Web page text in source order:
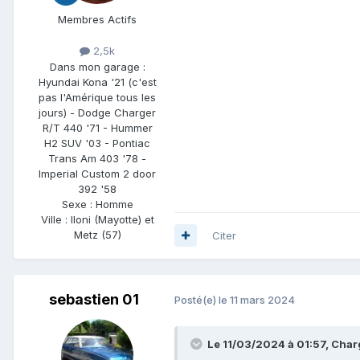
Membres Actifs
2,5k
Dans mon garage :
Hyundai Kona '21 (c'est
pas l'Amérique tous les
jours) - Dodge Charger
R/T 440 '71 - Hummer
H2 SUV '03 - Pontiac
Trans Am 403 '78 -
Imperial Custom 2 door
392 '58
Sexe : Homme
Ville : Iloni (Mayotte) et
Metz (57)
Citer
sebastien 01 Posté(e) le 11 mars 2024
Le 11/03/2024 à 01:57,